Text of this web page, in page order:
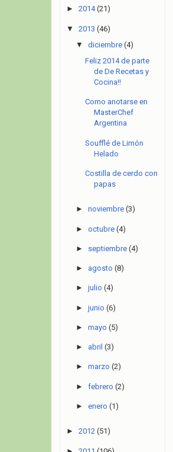
► 2014 (21)
▼ 2013 (46)
▼
diciembre (4)
Feliz 2014 de parte
de De Recetas y
Cocina!!
Como anotarse en
MasterChef
Argentina
Soufflé de Limón
Helado
Costilla de cerdo con
papas
► noviembre (3)
► octubre (4)
► septiembre (4)
► agosto (8)
► julio (4)
► junio (6)
► mayo (5)
► abril (3)
► marzo (2)
► febrero (2)
► enero (1)
► 2012 (51)